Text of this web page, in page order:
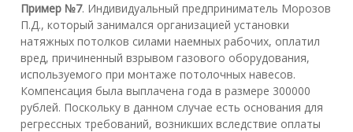
Пример №7. Индивидуальный предприниматель Морозов
П.Д., который занимался организацией установки
натяжных потолков силами наемных рабочих, оплатил
вред, причиненный взрывом газового оборудования,
используемого при монтаже потолочных навесов.
Компенсация была выплачена года в размере 300000
рублей. Поскольку в данном случае есть основания для
регрессных требований, возникших вследствие оплаты